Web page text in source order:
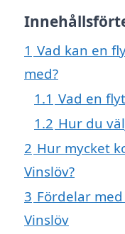
1 Vad kan en
med?
1.1 Vad en
1.2 Hur du
2 Hur mycket
Vinslöv?
3 Fördelar
Vinslöv